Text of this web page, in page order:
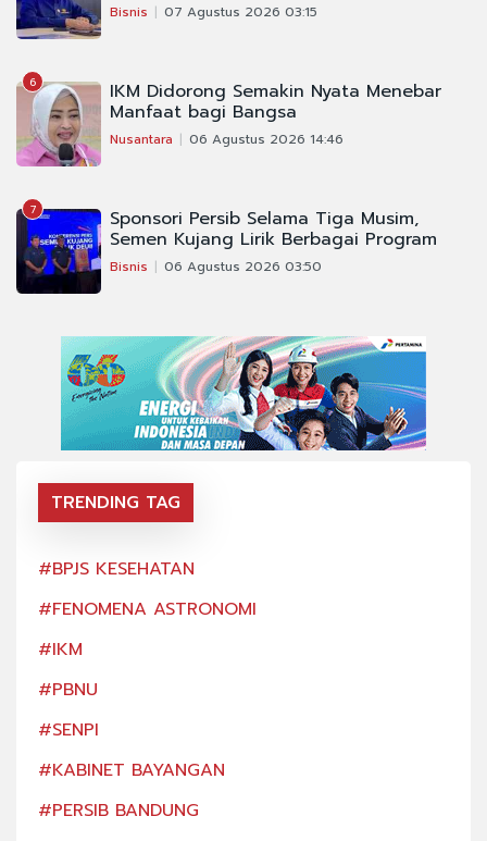
Bisnis 07 Agustus 2026 03:15
6 IKM Didorong Semakin Nyata Menebar
Manfaat bagi Bangsa
Nusantara 06 Agustus 2026 14:46
7 Sponsori Persib Selama Tiga Musim,
Semen Kujang Lirik Berbagai Program
Bisnis 06 Agustus 2026 03:50
TRENDING TAG
#BPJS KESEHATAN
#FENOMENA ASTRONOMI
#IKM
#PBNU
#SENPI
#KABINET BAYANGAN
#PERSIB BANDUNG